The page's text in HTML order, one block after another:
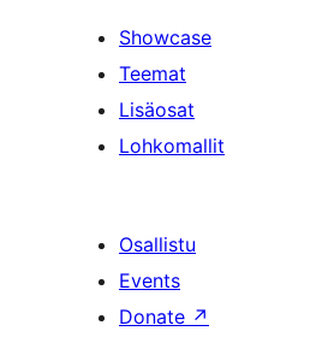
Showcase
Teemat
Lisäosat
Lohkomallit
Osallistu
Events
Donate ↗